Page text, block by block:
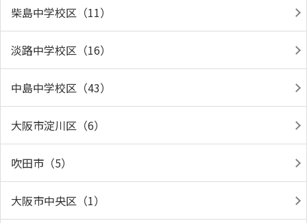
柴島中学校区（11）
淡路中学校区（16）
中島中学校区（43）
大阪市淀川区（6）
吹田市（5）
大阪市中央区（1）